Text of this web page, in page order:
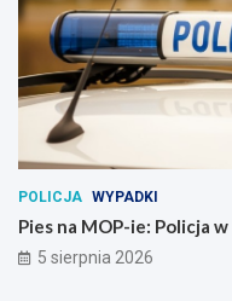
POLICJA WYPADKI
Pies na MOP-ie: Policja
5 sierpnia 2026